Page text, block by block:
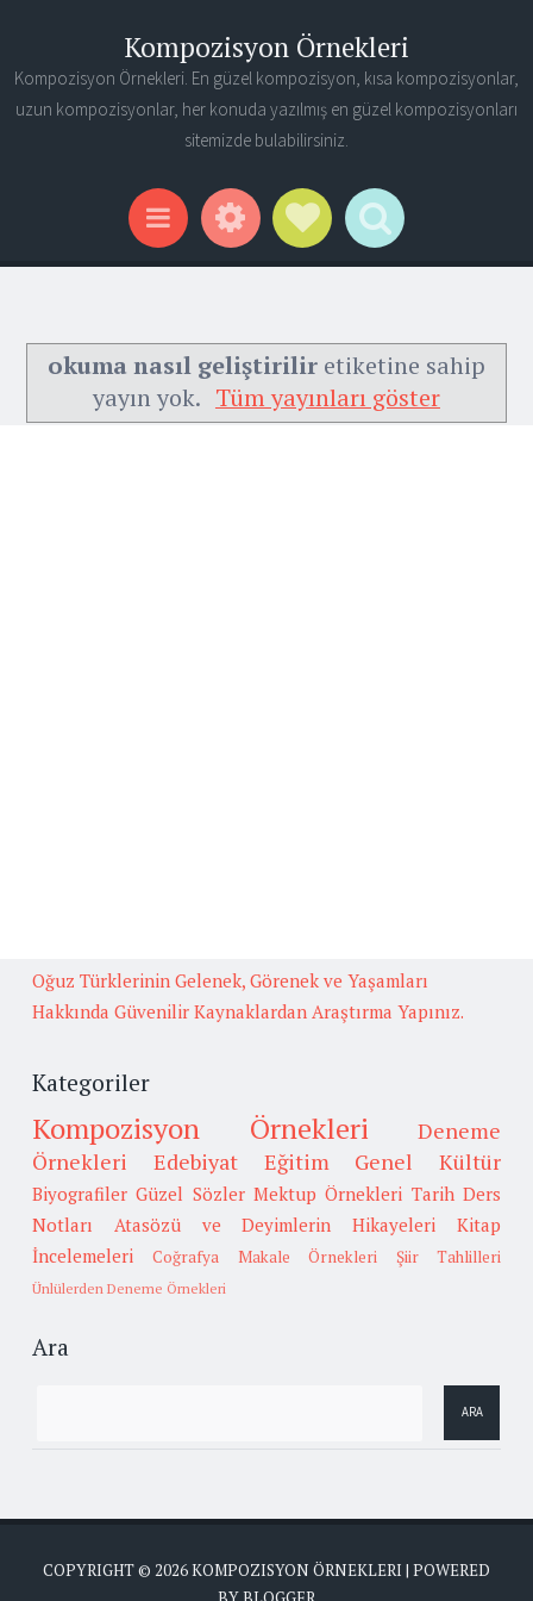
Kompozisyon Örnekleri
Kompozisyon Örnekleri. En güzel kompozisyon, kısa kompozisyonlar,
uzun kompozisyonlar, her konuda yazılmış en güzel kompozisyonları
sitemizde bulabilirsiniz.
Menu WidgetsSocial Links
Search
okuma nasıl geliştirilir etiketine sahip
yayın yok. Tüm yayınları göster
Oğuz Türklerinin Gelenek, Görenek ve Yaşamları
Hakkında Güvenilir Kaynaklardan Araştırma Yapınız.
Kategoriler
Kompozisyon Örnekleri
Deneme
Örnekleri
Edebiyat Eğitim Genel Kültür
Biyografiler Güzel Sözler Mektup Örnekleri Tarih Ders
Notları
Atasözü ve Deyimlerin Hikayeleri
Kitap
İncelemeleri
Coğrafya Makale Örnekleri Şiir Tahlilleri
Ünlülerden Deneme Örnekleri
Ara
COPYRIGHT © 2026KOMPOZISYON ÖRNEKLERI | POWERED